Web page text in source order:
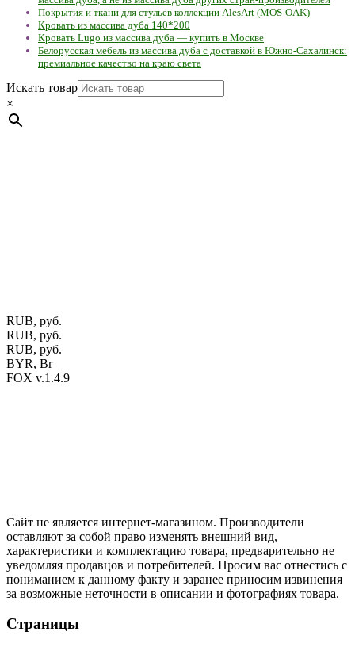
Покрытия и ткани для стульев коллекции AlesArt (MOS-OAK)
Кровать из массива дуба 140*200
Кровать Lugo из массива дуба — купить в Москве
Белорусская мебель из массива дуба с доставкой в Южно-Сахалинск:
премиальное качество на краю света
Искать товар
×
RUB, руб.
RUB, руб.
RUB, руб.
BYR, Br
FOX v.1.4.9
Сайт не является интернет-магазином. Производители
оставляют за собой право изменять внешний вид,
характеристики и комплектацию товара, предварительно не
уведомляя продавцов и потребителей. Просим вас отнестись с
пониманием к данному факту и заранее приносим извинения
за возможные неточности в описании и фотографиях товара.
Страницы